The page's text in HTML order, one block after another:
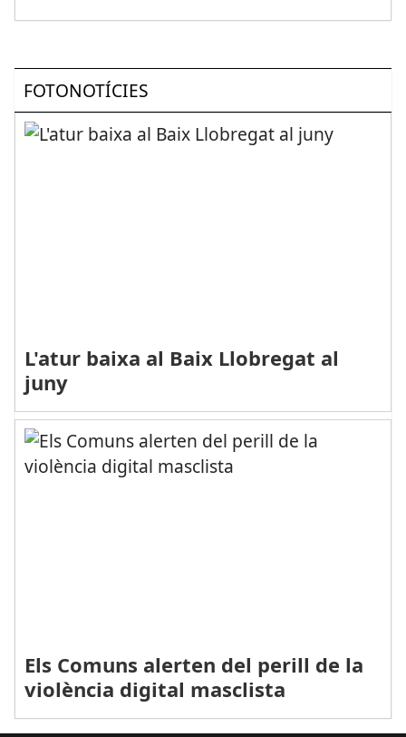
FOTONOTÍCIES
L'atur baixa al Baix Llobregat al
juny
Els Comuns alerten del perill de la
violència digital masclista